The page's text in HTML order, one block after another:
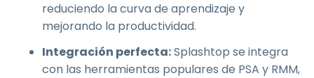
reduciendo la curva de aprendizaje y
mejorando la productividad.
Integración perfecta:Splashtop se integra
con las herramientas populares de PSA y RMM,